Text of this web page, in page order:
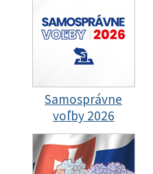
Samosprávne
voľby 2026